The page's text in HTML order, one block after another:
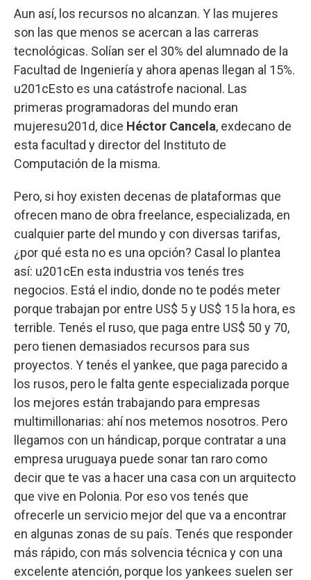
Aun así, los recursos no alcanzan. Y las mujeres
son las que menos se acercan a las carreras
tecnológicas. Solían ser el 30% del alumnado de la
Facultad de Ingeniería y ahora apenas llegan al 15%.
u201cEsto es una catástrofe nacional. Las
primeras programadoras del mundo eran
mujeresu201d, dice Héctor Cancela, exdecano de
esta facultad y director del Instituto de
Computación de la misma.
Pero, si hoy existen decenas de plataformas que
ofrecen mano de obra freelance, especializada, en
cualquier parte del mundo y con diversas tarifas,
¿por qué esta no es una opción? Casal lo plantea
así: u201cEn esta industria vos tenés tres
negocios. Está el indio, donde no te podés meter
porque trabajan por entre US$ 5 y US$ 15 la hora, es
terrible. Tenés el ruso, que paga entre US$ 50 y 70,
pero tienen demasiados recursos para sus
proyectos. Y tenés el yankee, que paga parecido a
los rusos, pero le falta gente especializada porque
los mejores están trabajando para empresas
multimillonarias: ahí nos metemos nosotros. Pero
llegamos con un hándicap, porque contratar a una
empresa uruguaya puede sonar tan raro como
decir que te vas a hacer una casa con un arquitecto
que vive en Polonia. Por eso vos tenés que
ofrecerle un servicio mejor del que va a encontrar
en algunas zonas de su país. Tenés que responder
más rápido, con más solvencia técnica y con una
excelente atención, porque los yankees suelen ser